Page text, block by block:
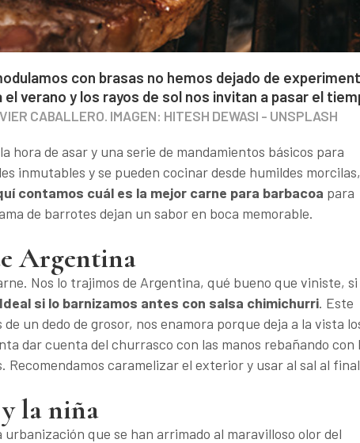
con brasas no hemos dejado de
verano y los rayos de sol nos invitan a pasar el
CABALLERO. IMAGEN: HITESH DEWASI - UNSPLASH
hora de asar y una serie de mandamientos básicos para
inmutables y se pueden cocinar desde humildes morcilas,
contamos cuál es la mejor carne para barbacoa para
de barrotes dejan un sabor en boca memorable.
Argentina
Nos lo trajimos de Argentina, qué bueno que viniste, si
Ideal si lo barnizamos antes con salsa chimichurri. Este
un dedo de grosor, nos enamora porque deja a la vista
dar cuenta del churrasco con las manos rebañando con
caramelizar el exterior y usar al sal al
la niña
que se han arrimado al maravilloso olor del